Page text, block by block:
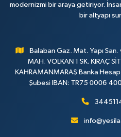
modernizmi bir araya getiriyor.
bir altyapı
Balaban Gaz. Mat. Yapı
MAH. VOLKAN 1 SK. KIRAÇ
KAHRAMANMARAŞ Banka
Şubesi IBAN: TR75 0006